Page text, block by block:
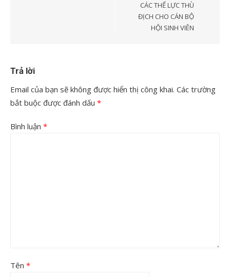
CÁC THẾ LỰC THÙ
ĐỊCH CHO CÁN BỘ
HỘI SINH VIÊN
Trả lời
Email của bạn sẽ không được hiển thị công khai. Các trường
bắt buộc được đánh dấu *
Bình luận *
Tên *